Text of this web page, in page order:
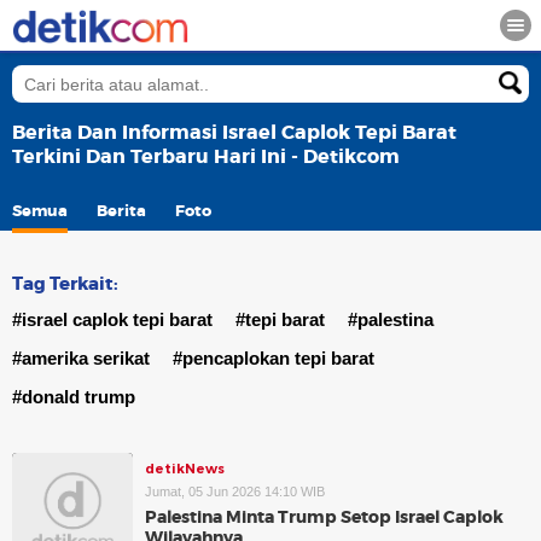
Berita Dan Informasi Israel Caplok Tepi Barat
Terkini Dan Terbaru Hari Ini - Detikcom
Semua Berita Foto
Tag Terkait:
#israel caplok tepi barat #tepi barat
#palestina
#amerika serikat
#pencaplokan tepi barat
#donald trump
detikNews
Jumat, 05 Jun 2026 14:10 WIB
Palestina Minta Trump Setop Israel Caplok